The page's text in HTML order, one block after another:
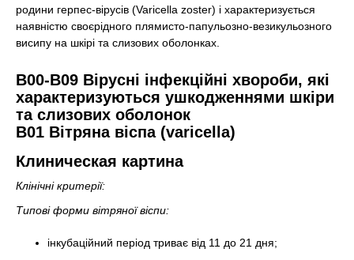
родини герпес-вірусів (Varicella zoster) і характеризується
наявністю своєрідного плямисто-папульозно-везикульозного
висипу на шкірі та слизових оболонках.
В00-В09 Вірусні інфекційні хвороби, які
характеризуються ушкодженнями шкіри
та слизових оболонок
В01 Вітряна віспа (varicella)
Клиническая картина
Клінічні критерії:
Типові форми вітряної віспи:
інкубаційний період триває від 11 до 21 дня;